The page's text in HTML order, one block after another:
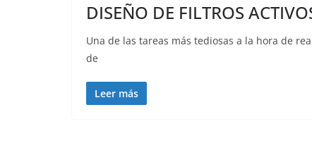
DISEÑO DE FILTROS
Una de las tareas más tediosas a la hora de
de
Leer más